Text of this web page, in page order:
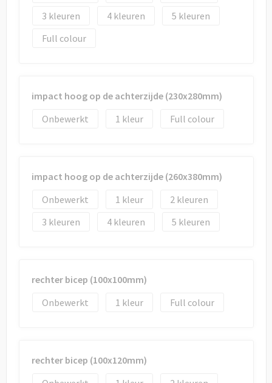
Duffeltassen
3
4
5
Full colour
impact hoog op de achterzijde (230x280mm)
Onbewerkt
1 Full colour
impact hoog op de achterzijde (260x380mm)
Onbewerkt
1
2
3
4 5
rechter bicep (100x100mm)
Onbewerkt
1 Full colour
rechter bicep (100x120mm)